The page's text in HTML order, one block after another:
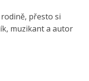
rodině, přesto si
muzikant a autor